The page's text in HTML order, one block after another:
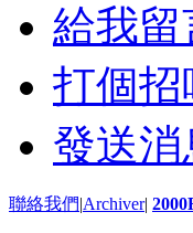
給我留
打個招
發送消
聯絡我們|Archiver|